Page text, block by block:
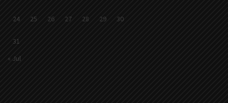
24 25 26 27 28 29 30
31
« Jul